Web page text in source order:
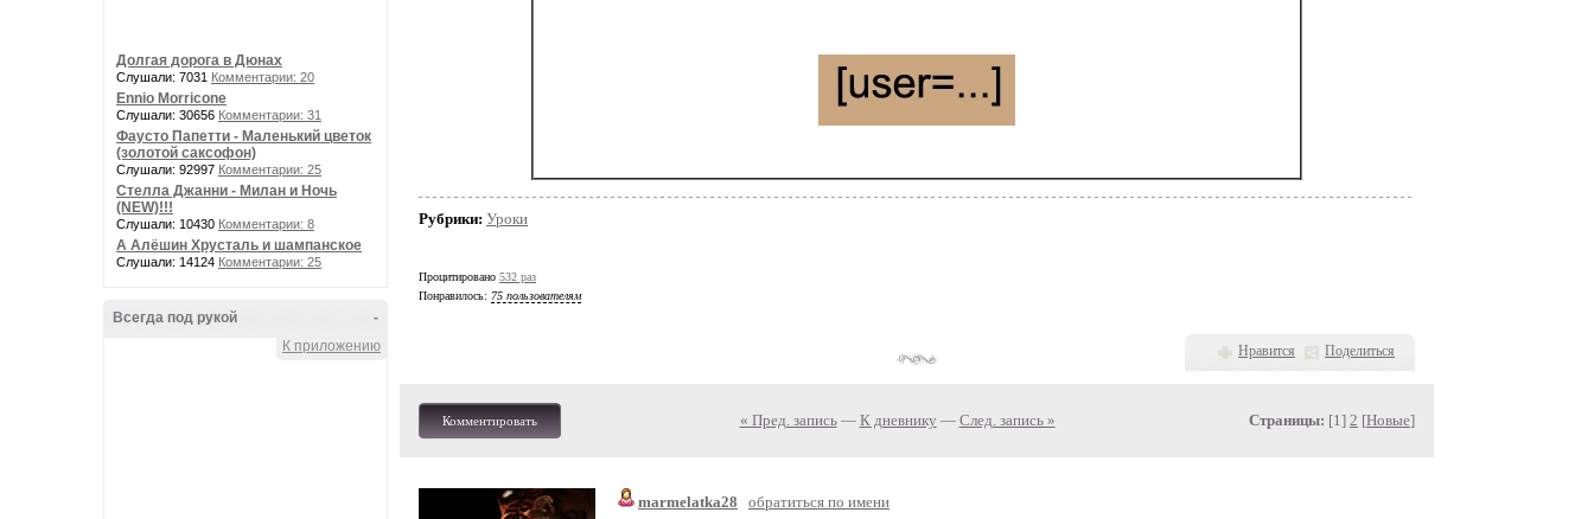
Долгая дорога в Дюнах
Слушали: 7031 Комментарии: 20
Ennio Morricone
Слушали: 30656 Комментарии: 31
Фаусто Папетти - Маленький цветок
(золотой саксофон)
Слушали: 92997 Комментарии: 25
Стелла Джанни - Милан и Ночь
(NEW)!!!
Слушали: 10430 Комментарии: 8
А Алёшин Хрусталь и шампанское
Слушали: 14124 Комментарии: 25
-
Всегда под рукой
К приложению
Рубрики: Уроки
Процитировано 532 раз
Понравилось: 75 пользователям
Нравится Поделиться
Комментировать « Пред. запись— К дневнику — След. запись » Страницы: [1] 2 [Новые]
marmelatka28
обратиться по имени